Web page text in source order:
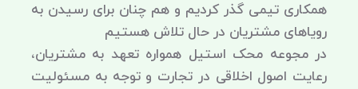
همکاری تیمی گذر کردیم و هم چنان برای رسیدن به
رویاهای مشتریان در حال تلاش هستیم
در مجوعه محک استیل همواره تعهد به مشتریان،
رعایت اصول اخلاقی در تجارت و توجه به مسئولیت